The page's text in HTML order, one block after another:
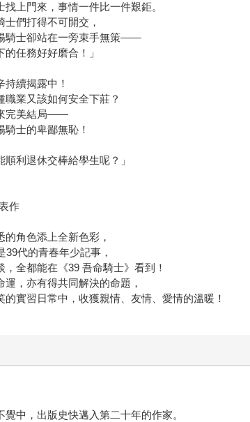
上門來，事情一件比一件艱鉅。
們打得不可開交，
騎士卻站在一旁束手無策——
的任務好好磨合！」
續揭露中！
業又該如何安全下莊？
完美結局——
士的卑鄙無恥！
順利退休交棒給學生呢？」
作
角色添上全新色彩，
代的青春年少記事，
全都能在《39 吾命騎士》看到！
，亦有得共同解決的命題，
實習日常中，收獲親情、友情、愛情的溫暖！
中，出版史快邁入第二十年的作家。